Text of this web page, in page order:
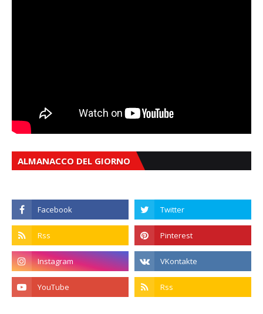
ALMANACCO DEL GIORNO